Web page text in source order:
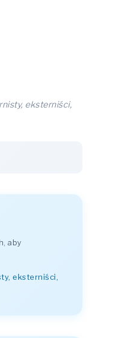
eksterniści,
aby
eksterniści,